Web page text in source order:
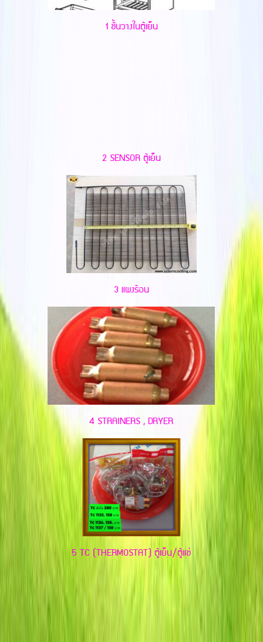
1 ชั้นวางในตู้เย็น
2 SENSOR ตู้เย็น
3 แผงร้อน
4 STRAINERS , DRYER
5 TC (THERMOSTAT) ตู้เย็น/ตู้แช่